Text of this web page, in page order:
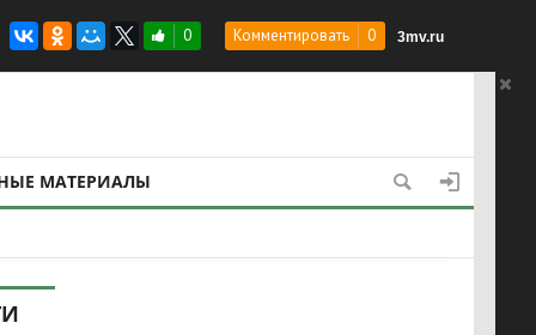
доставки оружия
0 Комментировать 0 3mv.ru